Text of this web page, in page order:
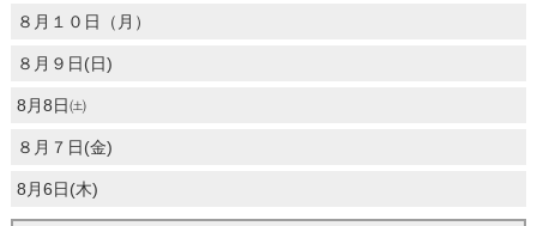
８月１０日（月）
８月９日(日)
8月8日㈯
８月７日(金)
8月6日(木)